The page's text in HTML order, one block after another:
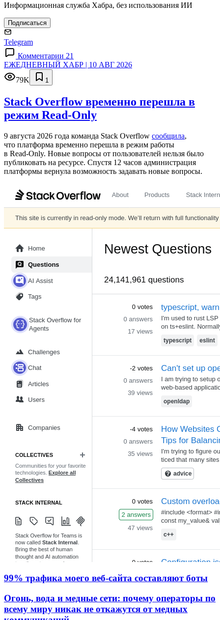
Информационная служба Хабра, без использования ИИ
Подписаться
Telegram
Комментарии 21
ЕЖЕДНЕВНЫЙ ХАБР | 10 АВГ 2026
79K
1
Stack Overflow временно перешла в
режим Read-Only
9 августа 2026 года команда Stack Overflow сообщила,
что платформа временно перешла в режим работы
в Read‑Only. Новые вопросы от пользователей нельзя было
публиковать на ресурсе. Спустя 12 часов администрация
платформы вернула возможность задавать новые вопросы.
99% трафика моего веб‑сайта составляют боты
Огонь, вода и медные сети: почему операторы по
всему миру никак не откажутся от медных